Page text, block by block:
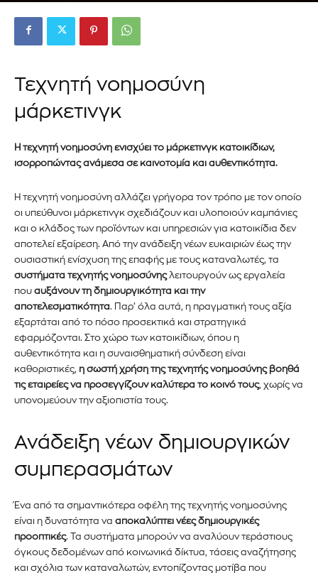
Τεχνητή νοημοσύνη
μάρκετινγκ
Η τεχνητή νοημοσύνη ενισχύει το μάρκετινγκ κατοικίδιων,
ισορροπώντας ανάμεσα σε καινοτομία και αυθεντικότητα.
Η τεχνητή νοημοσύνη αλλάζει γρήγορα τον τρόπο με τον οποίο
οι υπεύθυνοι μάρκετινγκ σχεδιάζουν και υλοποιούν καμπάνιες
και ο κλάδος των προϊόντων και υπηρεσιών για κατοικίδια δεν
αποτελεί εξαίρεση. Από την ανάδειξη νέων ευκαιριών έως την
ουσιαστική ενίσχυση της επαφής με τους καταναλωτές, τα
συστήματα τεχνητής νοημοσύνηςλειτουργούν ως εργαλεία
που αυξάνουν τη δημιουργικότητα και την
αποτελεσματικότητα. Παρ’ όλα αυτά, η πραγματική τους αξία
εξαρτάται από το πόσο προσεκτικά και στρατηγικά
εφαρμόζονται. Στο χώρο των κατοικίδιων, όπου η
αυθεντικότητα και η συναισθηματική σύνδεση είναι
καθοριστικές, η σωστή χρήση της τεχνητής νοημοσύνης βοηθά
τις εταιρείες να προσεγγίζουν καλύτερα το κοινό τους, χωρίς να
υπονομεύουν την αξιοπιστία τους.
Ανάδειξη νέων δημιουργικών
συμπερασμάτων
Ένα από τα σημαντικότερα οφέλη της τεχνητής νοημοσύνης
είναι η δυνατότητα να αποκαλύπτει νέες δημιουργικές
προοπτικές. Τα συστήματα μπορούν να αναλύουν τεράστιους
όγκους δεδομένων από κοινωνικά δίκτυα, τάσεις αναζήτησης
και σχόλια των καταναλωτών, εντοπίζοντας μοτίβα που